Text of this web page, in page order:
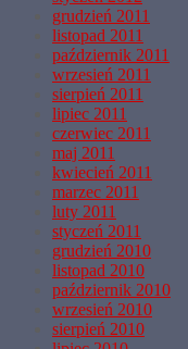
grudzień 2011
listopad 2011
październik 2011
wrzesień 2011
sierpień 2011
lipiec 2011
czerwiec 2011
maj 2011
kwiecień 2011
marzec 2011
luty 2011
styczeń 2011
grudzień 2010
listopad 2010
październik 2010
wrzesień 2010
sierpień 2010